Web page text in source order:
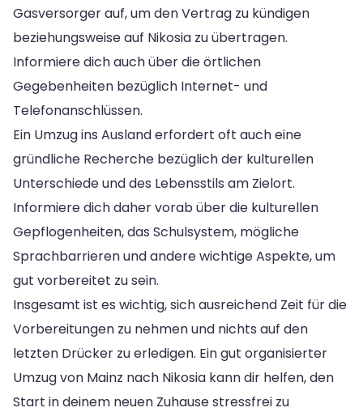
Gasversorger auf, um den Vertrag zu kündigen
beziehungsweise auf Nikosia zu übertragen.
Informiere dich auch über die örtlichen
Gegebenheiten bezüglich Internet- und
Telefonanschlüssen.
Ein Umzug ins Ausland erfordert oft auch eine
gründliche Recherche bezüglich der kulturellen
Unterschiede und des Lebensstils am Zielort.
Informiere dich daher vorab über die kulturellen
Gepflogenheiten, das Schulsystem, mögliche
Sprachbarrieren und andere wichtige Aspekte, um
gut vorbereitet zu sein.
Insgesamt ist es wichtig, sich ausreichend Zeit für die
Vorbereitungen zu nehmen und nichts auf den
letzten Drücker zu erledigen. Ein gut organisierter
Umzug von Mainz nach Nikosia kann dir helfen, den
Start in deinem neuen Zuhause stressfrei zu